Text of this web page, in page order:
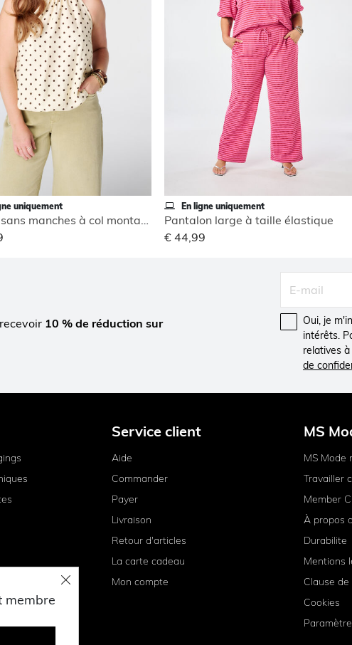
uniquement
Blouse sans manches à col montant
En ligne uniquement
Pantalon large à taille élastique
€ 44,99
10 % de réduction sur
Oui, je
intérêts.
relatives
de
Service client
Aide
Commander
Payer
Livraison
Retour d'articles
La carte cadeau
Mon compte
MS
MS Mode
Travailler
Member
À propos
Durabilite
Mentions
Clause
Cookies
membre